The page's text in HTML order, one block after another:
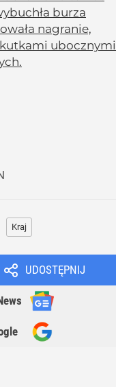
burza
nagranie,
ubocznymi
Kraj
UDOSTĘPNIJ